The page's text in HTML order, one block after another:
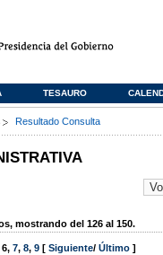
TESAURO
Resultado Consulta
mostrando del 126 al 150.
6, 7, 8, 9 [ Siguiente/ Último ]